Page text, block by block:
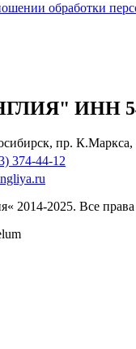
обработки
ИНН
пр. К.Маркса,
374-44-12
2014-2025. Все